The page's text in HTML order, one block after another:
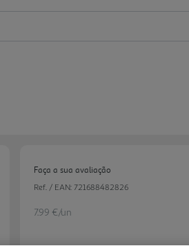
Faça a sua avaliação
Ref. / EAN: 721688482826
7.99 €/un